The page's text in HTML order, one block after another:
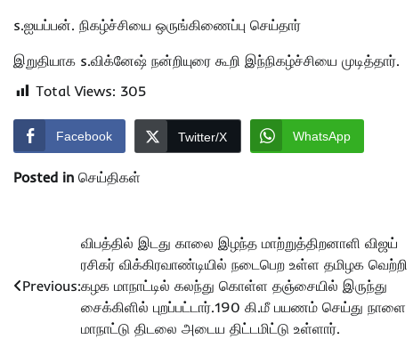
s.ஐயப்பன். நிகழ்ச்சியை ஒருங்கிணைப்பு செய்தார்
இறுதியாக s.விக்னேஷ் நன்றியுரை கூறி இந்நிகழ்ச்சியை முடித்தார்.
Total Views: 305
Facebook Twitter/X WhatsApp
Posted in செய்திகள்
navigation
Previous:
விபத்தில் இடது காலை இழந்த மாற்றுத்திறனாளி விஜய்
ரசிகர் விக்கிரவாண்டியில் நடைபெற உள்ள தமிழக வெற்றி
கழக மாநாட்டில் கலந்து கொள்ள தஞ்சையில் இருந்து
சைக்கிளில் புறப்பட்டார்.190 கி.மீ பயணம் செய்து நாளை
மாநாட்டு திடலை அடைய திட்டமிட்டு உள்ளார்.